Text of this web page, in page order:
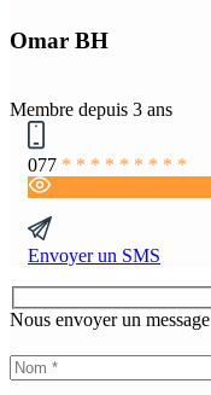
Omar BH
Membre depuis 3 ans
077 * * * * * * * * *
Envoyer un SMS
Nous envoyer un message